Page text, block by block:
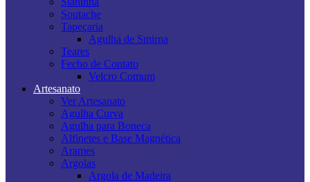
Soutache
Tapeçaria
Agulha de Smirna
Teares
Fecho de Contato
Velcro Comum
Artesanato
Ver Artesanato
Agulha Curva
Agulha para Boneca
Alfinetes e Base Magnética
Arames
Argolas
Argola de Madeira